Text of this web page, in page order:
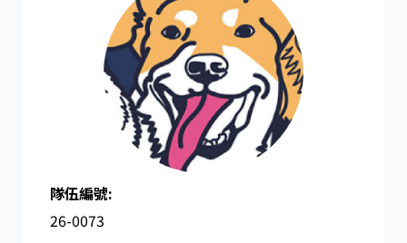
隊伍編號:
26-0073